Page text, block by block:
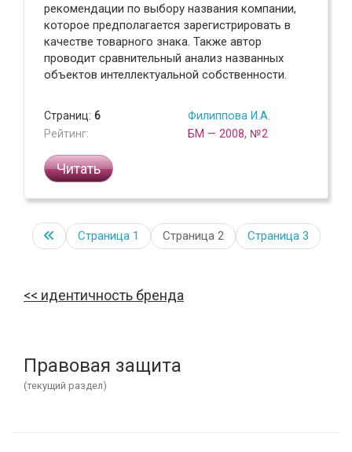
рекомендации по выбору названия компании,
которое предполагается зарегистрировать в
качестве товарного знака. Также автор
проводит сравнительный анализ названных
объектов интеллектуальной собственности.
Страниц: 6
Рейтинг:
Филиппова И.А.
БМ — 2008, №2
Читать
Страница 1 Страница 2 Страница 3
идентичность бренда
Правовая защита
(текущий раздел)